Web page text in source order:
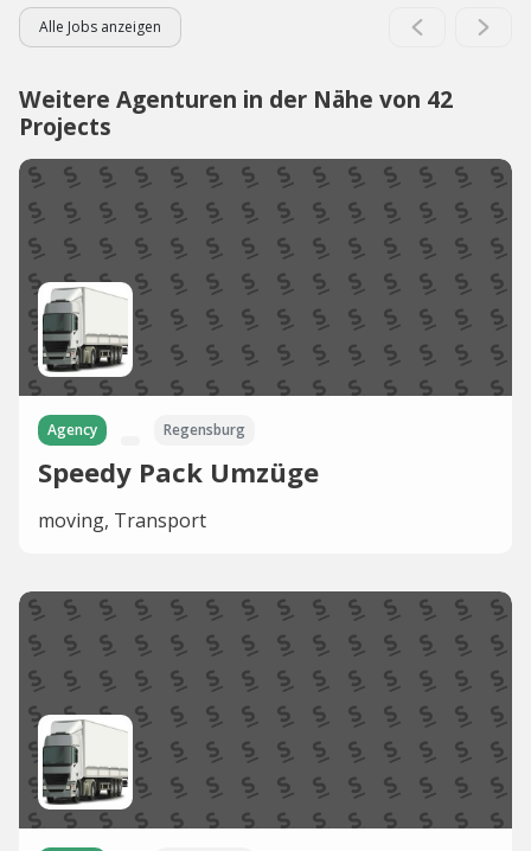
Alle Jobs anzeigen
Weitere Agenturen in der Nähe von 42
Projects
Agency Regensburg
Speedy Pack Umzüge
moving, Transport